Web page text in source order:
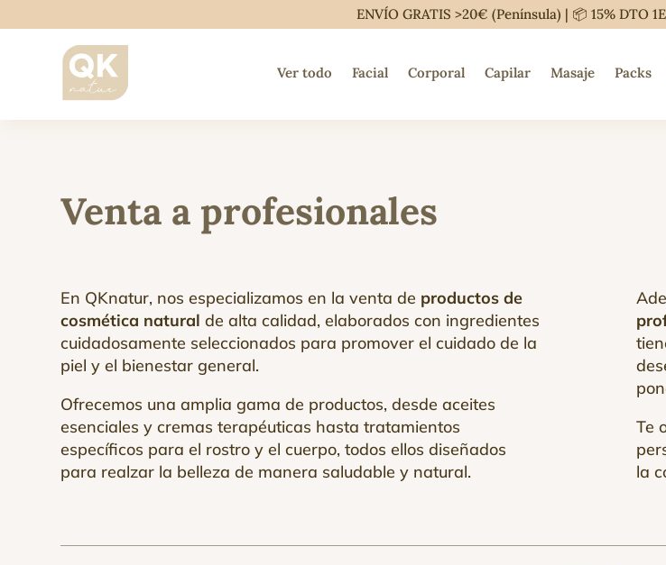
ENVÍO GRATIS >20€ (Península) | 📦 15% DTO
Ver todo Facial Corporal Capilar Masaje Packs
Venta a profesionales
En QKnatur, nos especializamos en la venta de productos de
cosmética natural de alta calidad, elaborados con ingredientes
cuidadosamente seleccionados para promover el cuidado de la
piel y el bienestar general.
Ofrecemos una amplia gama de productos, desde aceites
esenciales y cremas terapéuticas hasta tratamientos
específicos para el rostro y el cuerpo, todos ellos diseñados
para realzar la belleza de manera saludable y natural.
Te
la